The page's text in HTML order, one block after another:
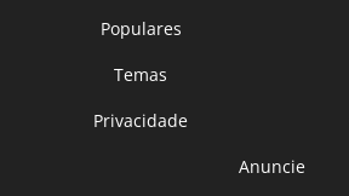
Populares
Temas
Privacidade
Anuncie